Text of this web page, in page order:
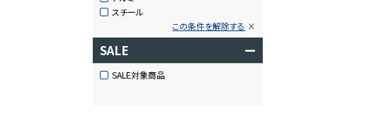
スチール
この条件を解除する
SALE ー
SALE対象商品